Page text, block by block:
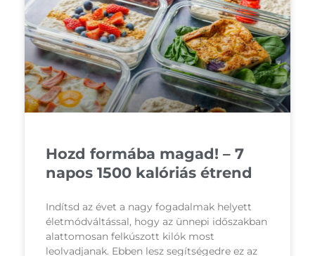
Hozd formába magad! – 7
napos 1500 kalóriás étrend
Indítsd az évet a nagy fogadalmak helyett
életmódváltással, hogy az ünnepi időszakban
alattomosan felkúszott kilók most
leolvadjanak. Ebben lesz segítségedre ez az